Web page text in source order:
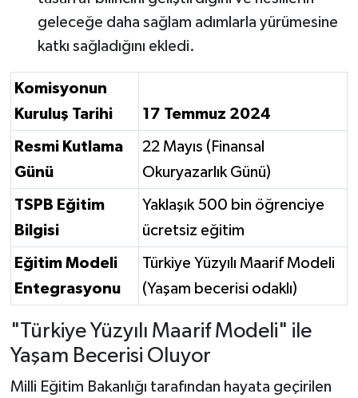
geleceğe daha sağlam adımlarla yürümesine
katkı sağladığını ekledi.
Komisyonun
Kuruluş Tarihi
17 Temmuz 2024
Resmi Kutlama
Günü
22 Mayıs (Finansal
Okuryazarlık Günü)
TSPB Eğitim
Bilgisi
Yaklaşık 500 bin öğrenciye
ücretsiz eğitim
Eğitim Modeli
Entegrasyonu
Türkiye Yüzyılı Maarif Modeli
(Yaşam becerisi odaklı)
"Türkiye Yüzyılı Maarif Modeli" ile
Yaşam Becerisi Oluyor
Milli Eğitim Bakanlığı tarafından hayata geçirilen